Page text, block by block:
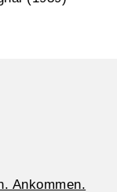
Ankommen.